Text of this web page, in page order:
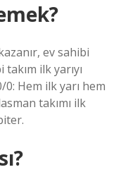
ev sahibi
takım ilk yarıyı
Hem ilk yarı hem
takımı ilk